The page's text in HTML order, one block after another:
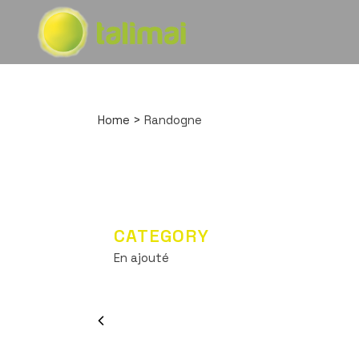
Home > Randogne
CATEGORY
En ajouté